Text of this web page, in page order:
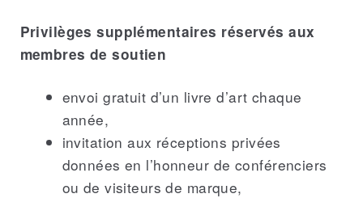
Privilèges supplémentaires réservés aux
membres de soutien
envoi gratuit d’un livre d’art chaque
année,
invitation aux réceptions privées
données en l’honneur de conférenciers
ou de visiteurs de marque,